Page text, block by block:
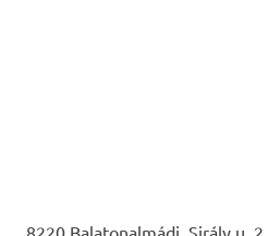
8220 Balatonalmádi, Sirály u. 2.